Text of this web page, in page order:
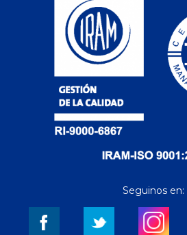
Seguinos en: